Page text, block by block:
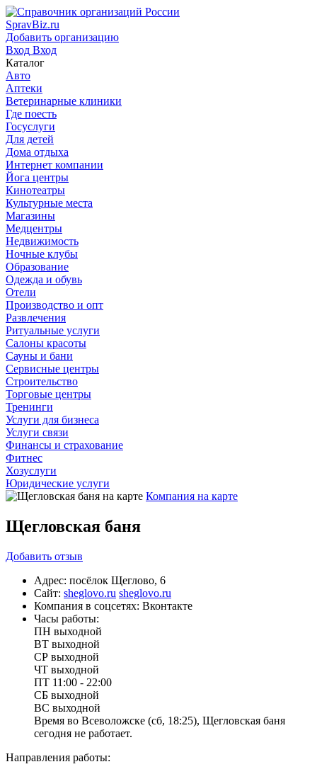
SpravBiz.ru
Добавить организацию
Вход Вход
Каталог
Авто
Аптеки
Ветеринарные клиники
Где поесть
Госуслуги
Для детей
Дома отдыха
Интернет компании
Йога центры
Кинотеатры
Культурные места
Магазины
Медцентры
Недвижимость
Ночные клубы
Образование
Одежда и обувь
Отели
Производство и опт
Развлечения
Ритуальные услуги
Салоны красоты
Сауны и бани
Сервисные центры
Строительство
Торговые центры
Тренинги
Услуги для бизнеса
Услуги связи
Финансы и страхование
Фитнес
Хозуслуги
Юридические услуги
Компания на карте
Щегловская баня
Добавить отзыв
Адрес: посёлок Щеглово, 6
Сайт: sheglovo.ru sheglovo.ru
Компания в соцсетях: Вконтакте
Часы работы:
ПН выходной
ВТ выходной
СР выходной
ЧТ выходной
ПТ 11:00 - 22:00
СБ выходной
ВС выходной
Время во Всеволожске (сб, 18:25), Щегловская баня
сегодня не работает.
Направления работы: